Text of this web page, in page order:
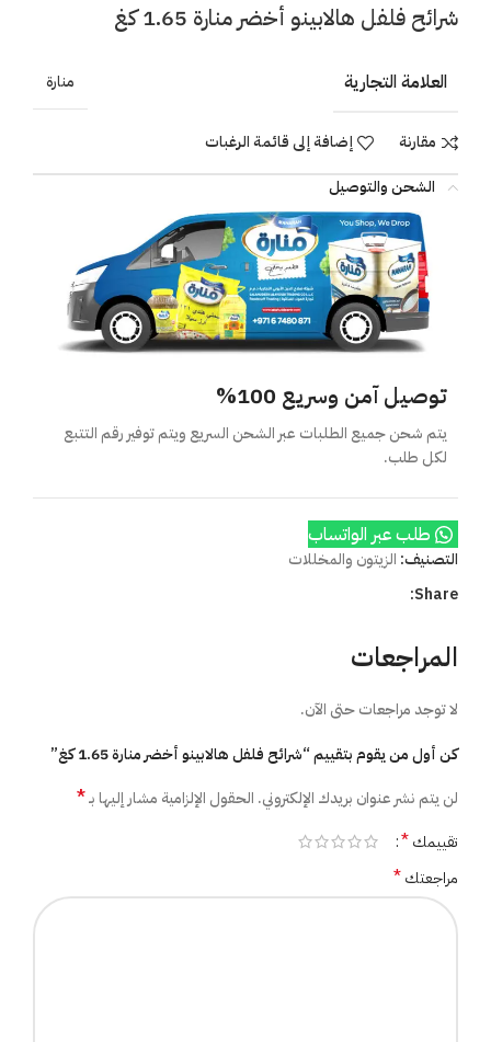
شرائح فلفل هالابينو أخضر منارة 1.65 كغ
العلامة التجارية منارة
مقارنة
إضافة إلى قائمة الرغبات
الشحن والتوصيل
توصيل آمن وسريع 100%
يتم شحن جميع الطلبات عبر الشحن السريع ويتم توفير رقم التتبع
لكل طلب.
طلب عبر الواتساب
التصنيف: الزيتون والمخللات
Share:
المراجعات
لا توجد مراجعات حتى الآن.
كن أول من يقوم بتقييم “شرائح فلفل هالابينو أخضر منارة 1.65 كغ”
لن يتم نشر عنوان بريدك الإلكتروني. الحقول الإلزامية مشار إليها بـ*
تقييمك*
مراجعتك*